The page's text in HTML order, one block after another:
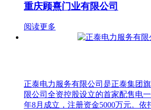
重庆顾熹门业有限公司
阅读更多
正泰电力服务有限公司是正泰集团
限公司全资控股设立的首家配售电
年8月成立，注册资金5000万元。依